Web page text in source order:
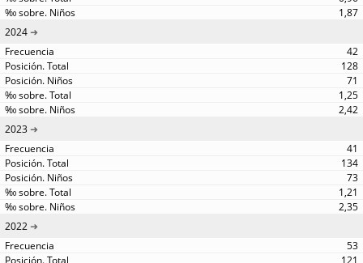
1,87
2024
42
128
71
1,25
2,42
2023
41
134
73
1,21
2,35
2022
53
121